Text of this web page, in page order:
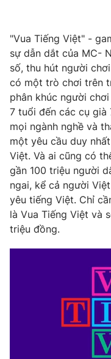
"Vua Tiếng Việt" -
sự dẫn dắt của MC-
số, thu hút người
có một trò chơi trên
phân khúc người
7 tuổi đến các cụ già
mọi ngành nghề và
một yêu cầu duy
Việt. Và ai cũng có
gần 100 triệu người
ngai, kể cả người
yêu tiếng Việt. Chỉ
là Vua Tiếng Việt và
triệu đồng.